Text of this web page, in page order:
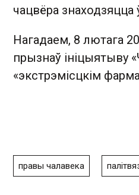
чацвёра
Нагадаем, 8 лютага
прызнаў ініцыятыву
«экстрэмісцкім
правы чалавека